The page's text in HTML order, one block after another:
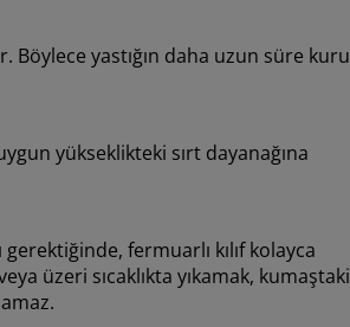
yastığın daha uzun süre kuru
yükseklikteki sırt dayanağına
gerektiğinde, fermuarlı kılıf kolayca
üzeri sıcaklıkta yıkamak, kumaştaki